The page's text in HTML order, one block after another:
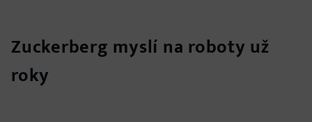
Zuckerberg myslí na roboty už
roky